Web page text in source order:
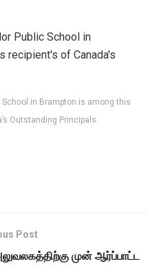
in Brampton is among this
Outstanding Principals.
Post
முன் ஆர்ப்பாட்ட